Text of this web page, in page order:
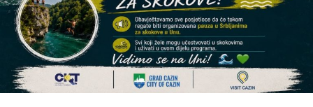
organizovati.
Kakva je situacija kod vas?
Da li je voda stigla u vaše naselje ili ste i dalje bez
vodosnabdijevanja? Pišite nam u komentarima iz kojeg ste